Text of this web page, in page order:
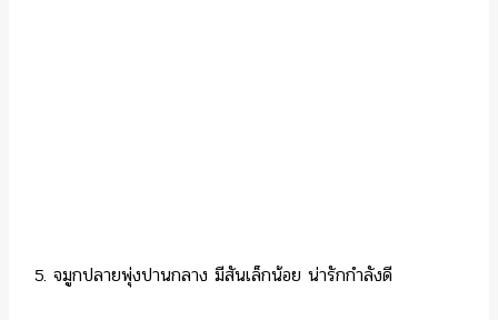
จมูกปลายพุ่งปานกลาง มีสันเล็กน้อย น่ารักกำลังดี